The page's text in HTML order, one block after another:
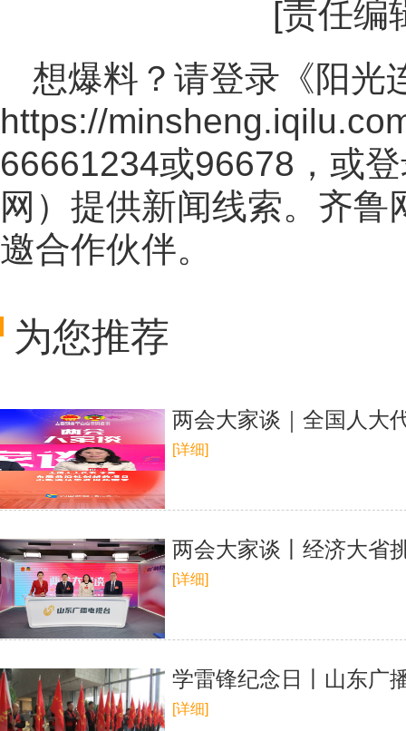
[责任编
想爆料？请登录《阳光
https://
66661234或96678，或
网 ）提供新闻线索。齐鲁
邀合作伙伴。
为您推荐
两会大家谈｜全国人大
[详细]
两会大家谈丨经济大省
[详细]
学雷锋纪念日丨山东广
[详细]